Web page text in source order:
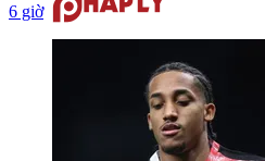
6 giờ